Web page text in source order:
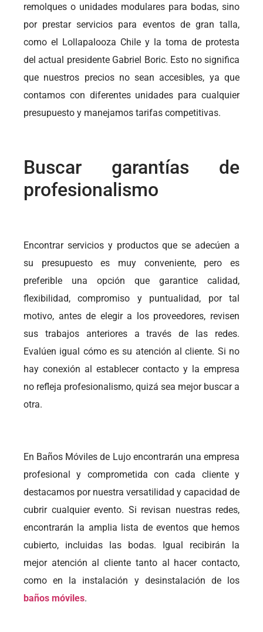
remolques o unidades modulares para bodas, sino
por prestar servicios para eventos de gran talla,
como el Lollapalooza Chile y la toma de protesta
del actual presidente Gabriel Boric. Esto no significa
que nuestros precios no sean accesibles, ya que
contamos con diferentes unidades para cualquier
presupuesto y manejamos tarifas competitivas.
Buscar garantías de
profesionalismo
Encontrar servicios y productos que se adecúen a
su presupuesto es muy conveniente, pero es
preferible una opción que garantice calidad,
flexibilidad, compromiso y puntualidad, por tal
motivo, antes de elegir a los proveedores, revisen
sus trabajos anteriores a través de las redes.
Evalúen igual cómo es su atención al cliente. Si no
hay conexión al establecer contacto y la empresa
no refleja profesionalismo, quizá sea mejor buscar a
otra.
En Baños Móviles de Lujo encontrarán una empresa
profesional y comprometida con cada cliente y
destacamos por nuestra versatilidad y capacidad de
cubrir cualquier evento. Si revisan nuestras redes,
encontrarán la amplia lista de eventos que hemos
cubierto, incluidas las bodas. Igual recibirán la
mejor atención al cliente tanto al hacer contacto,
como en la instalación y desinstalación de los
baños móviles.